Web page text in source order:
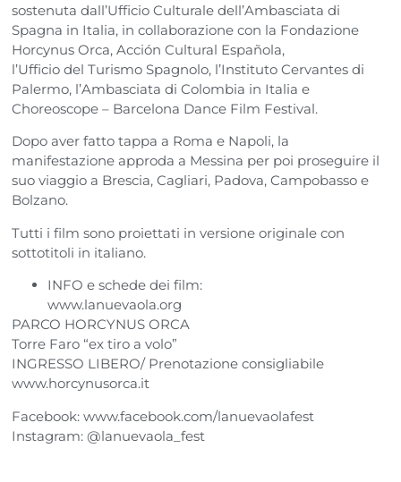
sostenuta dall’Ufficio Culturale dell’Ambasciata di
Spagna in Italia, in collaborazione con la Fondazione
Horcynus Orca, Acción Cultural Española,
l’Ufficio del Turismo Spagnolo, l’Instituto Cervantes di
Palermo, l’Ambasciata di Colombia in Italia e
Choreoscope – Barcelona Dance Film Festival.
Dopo aver fatto tappa a Roma e Napoli, la
manifestazione approda a Messina per poi proseguire il
suo viaggio a Brescia, Cagliari, Padova, Campobasso e
Bolzano.
Tutti i film sono proiettati in versione originale con
sottotitoli in italiano.
INFO e schede dei film:
www.lanuevaola.org
PARCO HORCYNUS ORCA
Torre Faro “ex tiro a volo”
INGRESSO LIBERO/ Prenotazione consigliabile
www.horcynusorca.it
Facebook: www.facebook.com/lanuevaolafest
Instagram: @lanuevaola_fest